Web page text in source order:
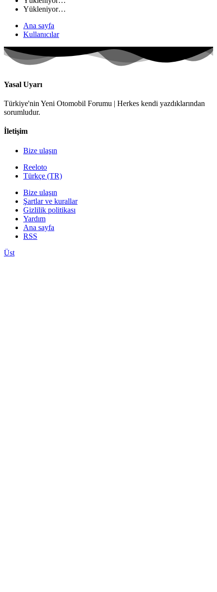
Yükleniyor…
Ana sayfa
Kullanıcılar
Yasal Uyarı
Türkiye'nin Yeni Otomobil Forumu | Herkes kendi yazdıklarından
sorumludur.
İletişim
Bize ulaşın
Reeloto
Türkçe (TR)
Bize ulaşın
Şartlar ve kurallar
Gizlilik politikası
Yardım
Ana sayfa
RSS
Üst